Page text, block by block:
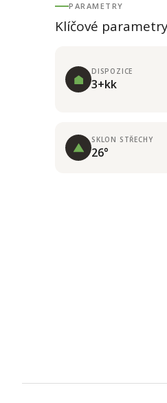
PARAMETRY
Klíčové
DISPOZICE
3+kk
SKLON STŘECHY
26°